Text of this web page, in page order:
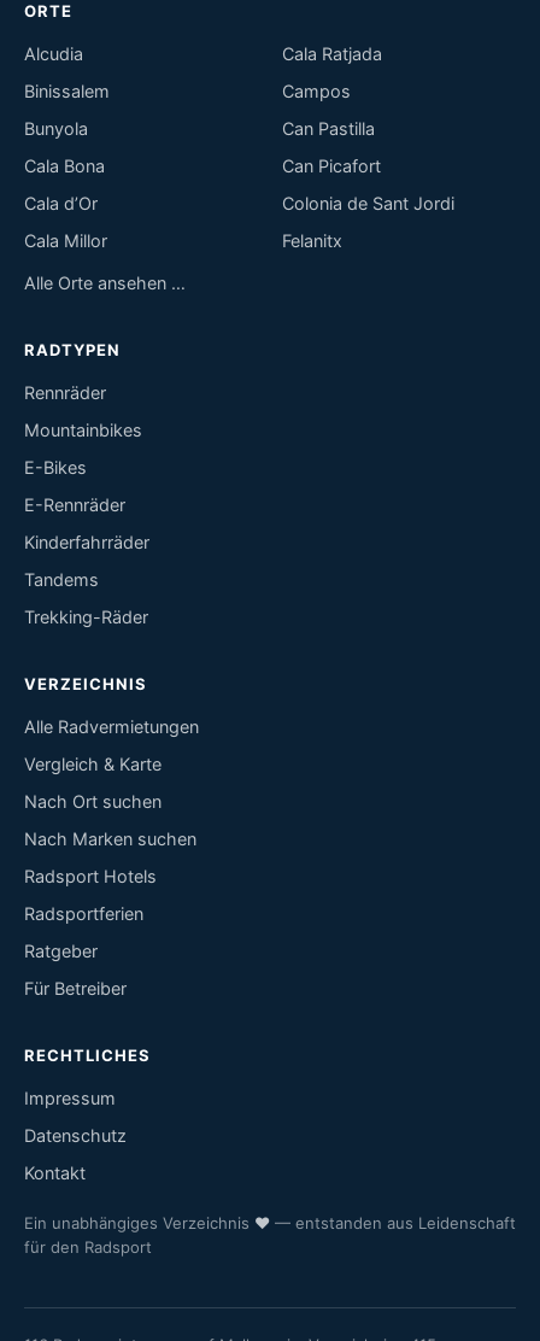
ORTE
Alcudia
Binissalem
Bunyola
Cala Bona
Cala d’Or
Cala Millor
Cala Ratjada
Campos
Can Pastilla
Can Picafort
Colonia de Sant Jordi
Felanitx
Alle Orte ansehen …
RADTYPEN
Rennräder
Mountainbikes
E-Bikes
E-Rennräder
Kinderfahrräder
Tandems
Trekking-Räder
VERZEICHNIS
Alle Radvermietungen
Vergleich & Karte
Nach Ort suchen
Nach Marken suchen
Radsport Hotels
Radsportferien
Ratgeber
Für Betreiber
RECHTLICHES
Impressum
Datenschutz
Kontakt
Ein unabhängiges Verzeichnis ♥ — entstanden aus Leidenschaft
für den Radsport